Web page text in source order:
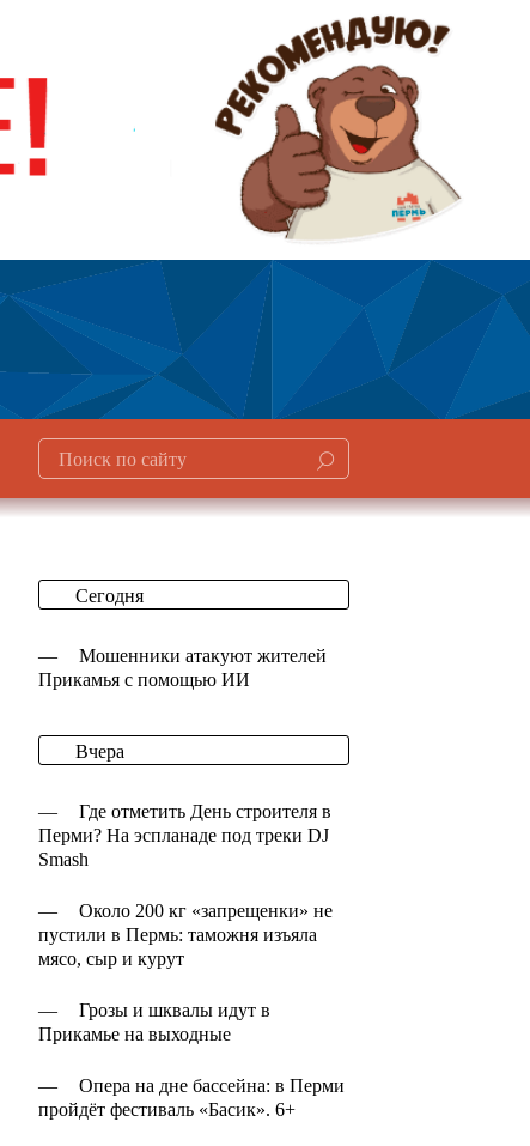
Сегодня
—
Мошенники атакуют жителей
Прикамья с помощью ИИ
Вчера
—
Где отметить День строителя в
Перми? На эспланаде под треки DJ
Smash
—
Около 200 кг «запрещенки» не
пустили в Пермь: таможня изъяла
мясо, сыр и курут
—
Грозы и шквалы идут в
Прикамье на выходные
—
Опера на дне бассейна: в Перми
пройдёт фестиваль «Басик». 6+